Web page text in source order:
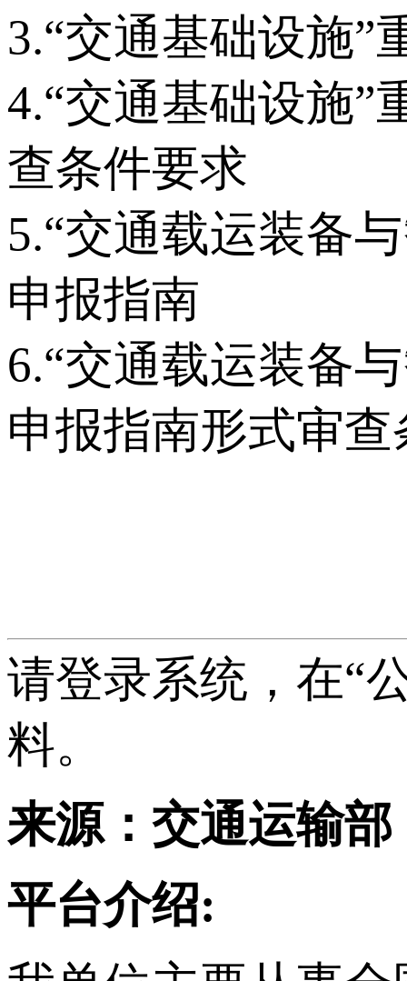
3.“交通基础设施”
4.“交通基础设施”
查条件要求
5.“交通载运装备
申报指南
6.“交通载运装备
申报指南形式审
请登录系统，在“
料。
来源：交通运输部
平台介绍: